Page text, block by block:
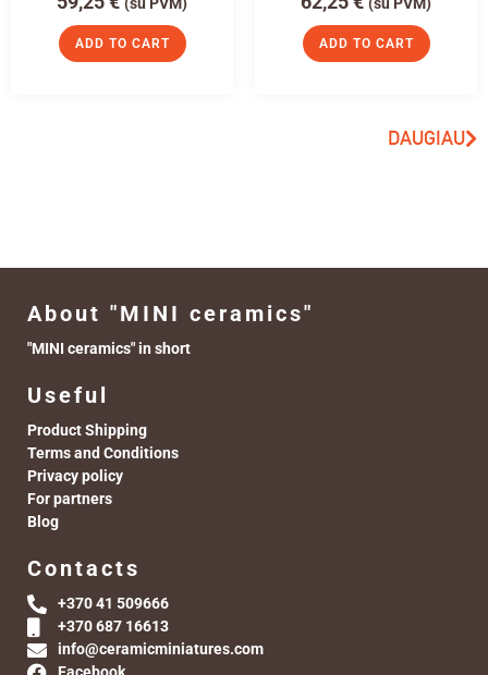
(su PVM)
ADD TO CART
(su PVM)
ADD TO CART
DAUGIAU
About "MINI ceramics"
"MINI ceramics" in short
Useful
Product Shipping
Terms and Conditions
Privacy policy
For partners
Blog
Contacts
+370 41 509666
+370 687 16613
info@ceramicminiatures.com